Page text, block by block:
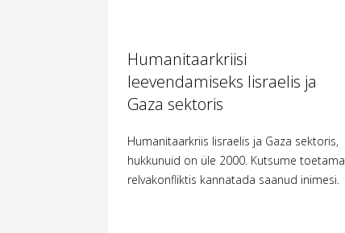
Humanitaarkriisi
leevendamiseks Iisraelis ja
Gaza sektoris
Humanitaarkriis Iisraelis ja Gaza sektoris,
hukkunuid on üle 2000. Kutsume toetama
relvakonfliktis kannatada saanud inimesi.